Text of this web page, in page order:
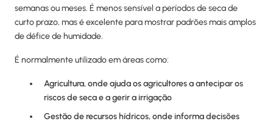
semanas ou meses. É menos sensível a períodos de seca de
curto prazo, mas é excelente para mostrar padrões mais amplos
de défice de humidade.
É normalmente utilizado em áreas como:
Agricultura, onde ajuda os agricultores a antecipar os
riscos de seca e a gerir a irrigação
Gestão de recursos hídricos, onde informa decisões